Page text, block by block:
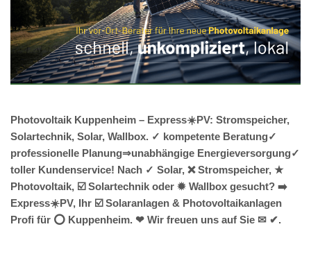
Photovoltaik Kuppenheim – Express☀️PV️: Stromspeicher,
Solartechnik, Solar, Wallbox. ✓ kompetente Beratung✓
professionelle Planung⇒unabhängige Energieversorgung✓
toller Kundenservice! Nach ✓ Solar, ❌ Stromspeicher, ★
Photovoltaik, ☑️ Solartechnik oder ✹ Wallbox gesucht? ➡️
Express☀️PV️, Ihr ☑️ Solaranlagen & Photovoltaikanlagen
Profi für ⭕ Kuppenheim. ❤ Wir freuen uns auf Sie ✉ ✔.